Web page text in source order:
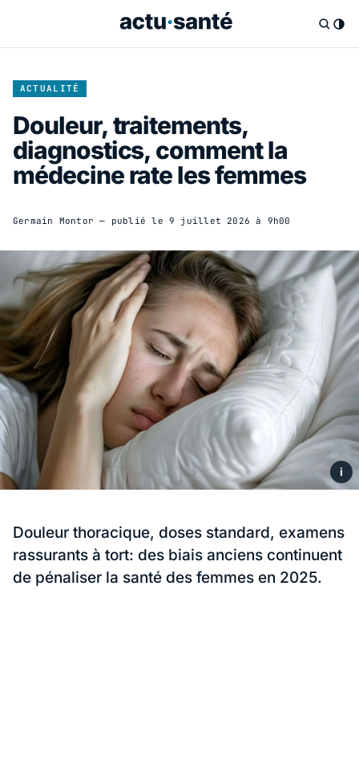
ACTUALITÉ
Douleur, traitements,
diagnostics, comment la
médecine rate les femmes
Germain Montor — publié le 9 juillet 2026 à 9h00
i
Douleur thoracique, doses standard, examens
rassurants à tort: des biais anciens continuent
de pénaliser la santé des femmes en 2025.